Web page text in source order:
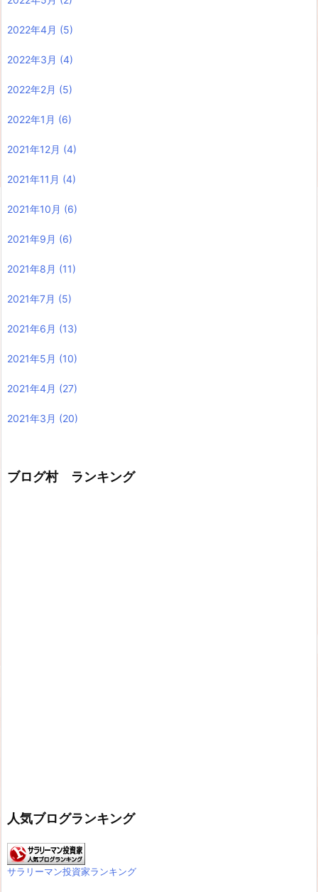
2022年4月 (5)
2022年3月 (4)
2022年2月 (5)
2022年1月 (6)
2021年12月 (4)
2021年11月 (4)
2021年10月 (6)
2021年9月 (6)
2021年8月 (11)
2021年7月 (5)
2021年6月 (13)
2021年5月 (10)
2021年4月 (27)
2021年3月 (20)
ブログ村 ランキング
人気ブログランキング
サラリーマン投資家ランキング